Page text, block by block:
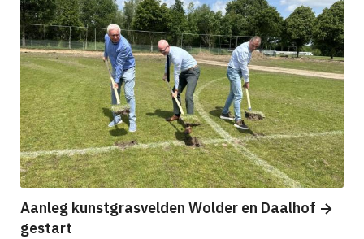
Aanleg kunstgrasvelden Wolder en Daalhof
gestart